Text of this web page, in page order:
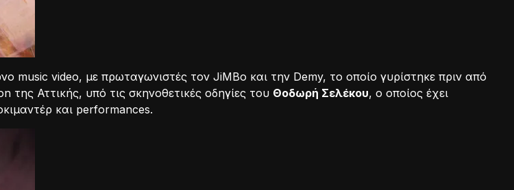
music video, με πρωταγωνιστές τον JiMBo και την Demy, το οποίο γυρίστηκε πριν από
της Αττικής, υπό τις σκηνοθετικές οδηγίες του Θοδωρή Σελέκου, ο οποίος έχει
και performances.